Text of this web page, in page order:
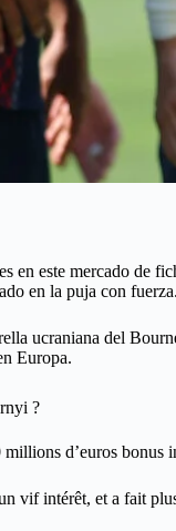
en este mercado de
en la puja con fuerza.
ucraniana del
Europa.
?
d’euros
vif intérêt, et a fait